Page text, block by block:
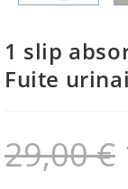
1 slip
Fuite
29,00€